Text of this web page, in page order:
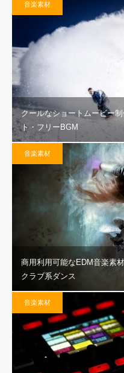
音楽素材
クールなショートムービー
ト・フリーBGM
音楽素材
商用利用可能なEDM音楽素
クラブ系ダンス
音楽素材